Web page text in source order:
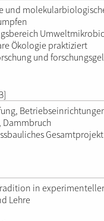
und
Ökologie praktiziert
und
Dammbruch
Gesamtprojekt
in experimenteller
Lehre